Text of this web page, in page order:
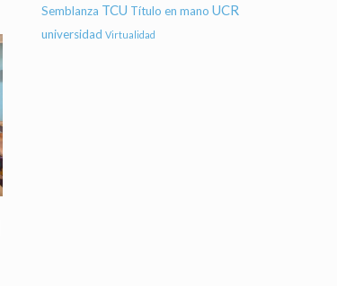
Semblanza TCU Título en mano UCR
universidad Virtualidad